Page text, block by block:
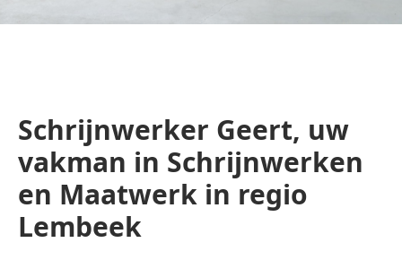
Schrijnwerker Geert, uw
vakman in Schrijnwerken
en Maatwerk in regio
Lembeek